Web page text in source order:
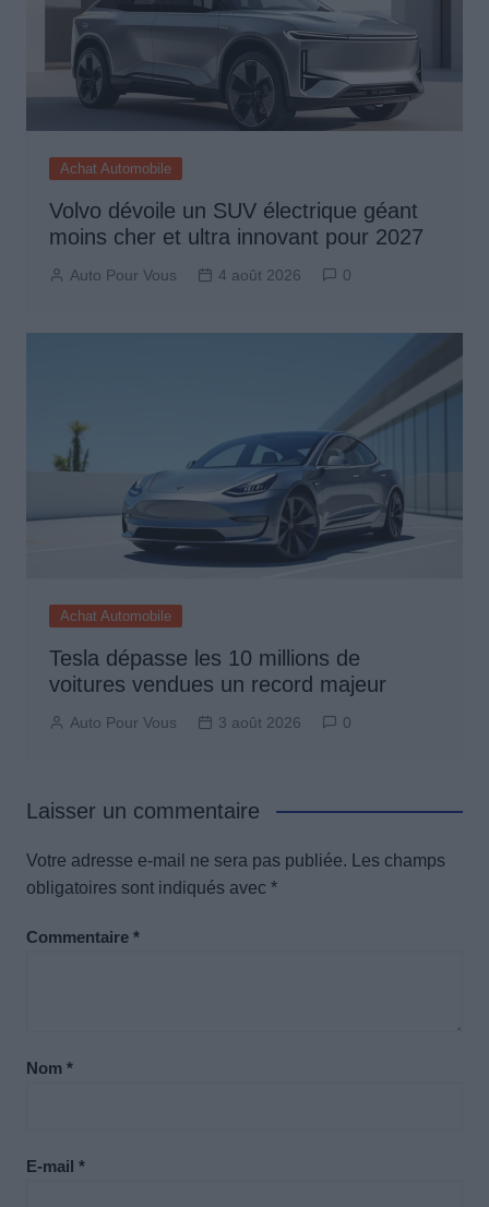
Achat Automobile
Volvo dévoile un SUV électrique géant
moins cher et ultra innovant pour 2027
Auto Pour Vous 4 août 2026 0
Achat Automobile
Tesla dépasse les 10 millions de
voitures vendues un record majeur
Auto Pour Vous 3 août 2026 0
Laisser un commentaire
Votre adresse e-mail ne sera pas publiée.
Les champs
obligatoires sont indiqués avec *
Commentaire *
Nom *
E-mail *